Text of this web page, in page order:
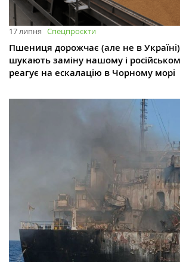
17 липня Спецпроєкти
Пшениця дорожчає (але не в
шукають заміну нашому і
реагує на ескалацію в Чорному морі